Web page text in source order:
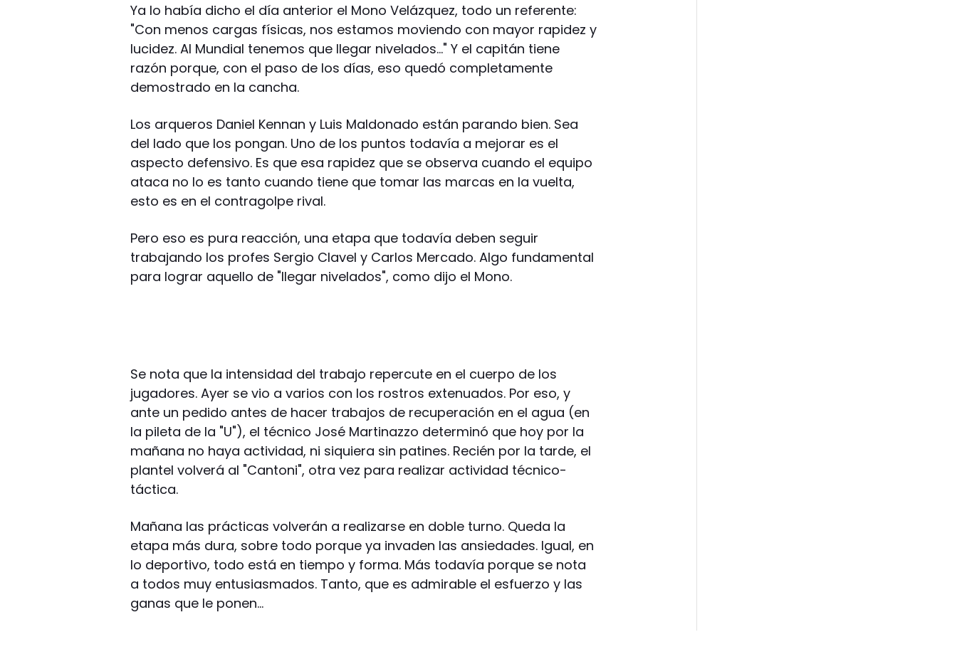
Ya lo había dicho el día anterior el Mono Velázquez, todo un referente:
"Con menos cargas físicas, nos estamos moviendo con mayor rapidez y
lucidez. Al Mundial tenemos que llegar nivelados…" Y el capitán tiene
razón porque, con el paso de los días, eso quedó completamente
demostrado en la cancha.
Los arqueros Daniel Kennan y Luis Maldonado están parando bien. Sea
del lado que los pongan. Uno de los puntos todavía a mejorar es el
aspecto defensivo. Es que esa rapidez que se observa cuando el equipo
ataca no lo es tanto cuando tiene que tomar las marcas en la vuelta,
esto es en el contragolpe rival.
Pero eso es pura reacción, una etapa que todavía deben seguir
trabajando los profes Sergio Clavel y Carlos Mercado. Algo fundamental
para lograr aquello de "llegar nivelados", como dijo el Mono.
Se nota que la intensidad del trabajo repercute en el cuerpo de los
jugadores. Ayer se vio a varios con los rostros extenuados. Por eso, y
ante un pedido antes de hacer trabajos de recuperación en el agua (en
la pileta de la "U"), el técnico José Martinazzo determinó que hoy por la
mañana no haya actividad, ni siquiera sin patines. Recién por la tarde, el
plantel volverá al "Cantoni", otra vez para realizar actividad técnico-
táctica.
Mañana las prácticas volverán a realizarse en doble turno. Queda la
etapa más dura, sobre todo porque ya invaden las ansiedades. Igual, en
lo deportivo, todo está en tiempo y forma. Más todavía porque se nota
a todos muy entusiasmados. Tanto, que es admirable el esfuerzo y las
ganas que le ponen…